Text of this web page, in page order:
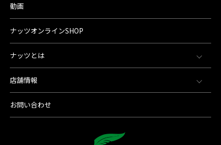
動画
ナッツオンラインSHOP
ナッツとは
店舗情報
お問い合わせ